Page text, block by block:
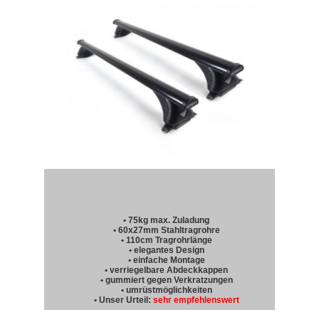
• 75kg max. Zuladung
• 60x27mm Stahltragrohre
• 110cm Tragrohrlänge
• elegantes Design
• einfache Montage
• verriegelbare Abdeckkappen
• gummiert gegen Verkratzungen
• umrüstmöglichkeiten
• Unser Urteil: sehr empfehlenswert